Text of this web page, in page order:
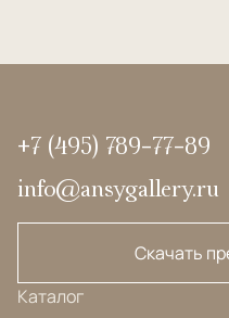
+7 (495) 789-77-89
info@ansygallery.ru
Скачать
Каталог